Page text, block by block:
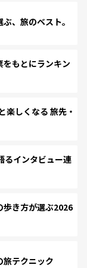
、旅のベスト。
もとにランキン
しくなる 旅先・
るインタビュー連
歩き方が選ぶ2026
旅テクニック